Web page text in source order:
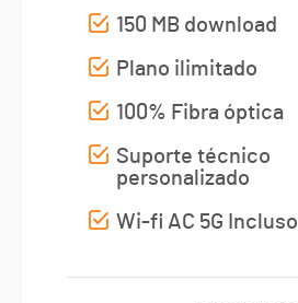
150 MB download
Plano ilimitado
100% Fibra óptica
Suporte técnico
personalizado
Wi-fi AC 5G Incluso